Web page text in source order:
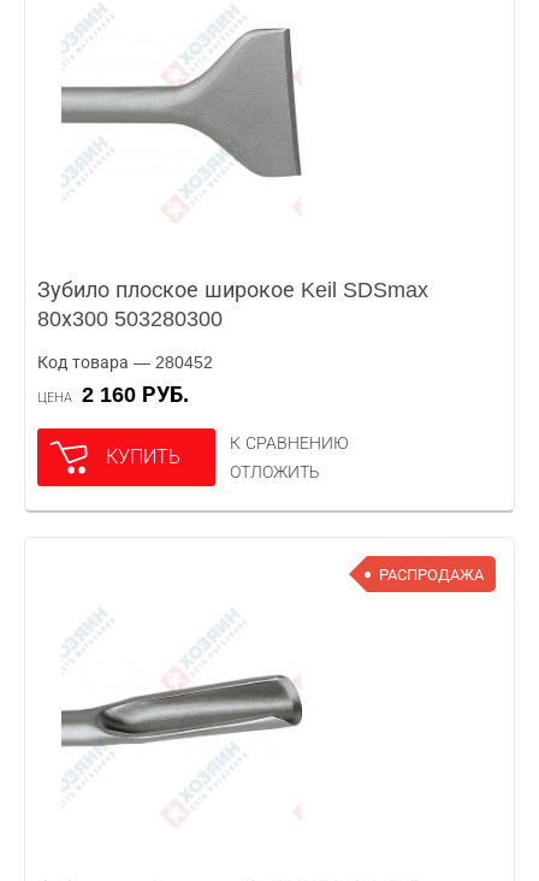
Зубило плоское широкое Keil SDSmax
80х300 503280300
Код товара — 280452
ЦЕНА 2 160 РУБ.
КУПИТЬ
К СРАВНЕНИЮ
ОТЛОЖИТЬ
РАСПРОДАЖА